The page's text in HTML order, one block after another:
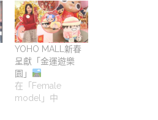
YOHO MALL新春
呈獻「金運遊樂
園」
在「Female
model」中